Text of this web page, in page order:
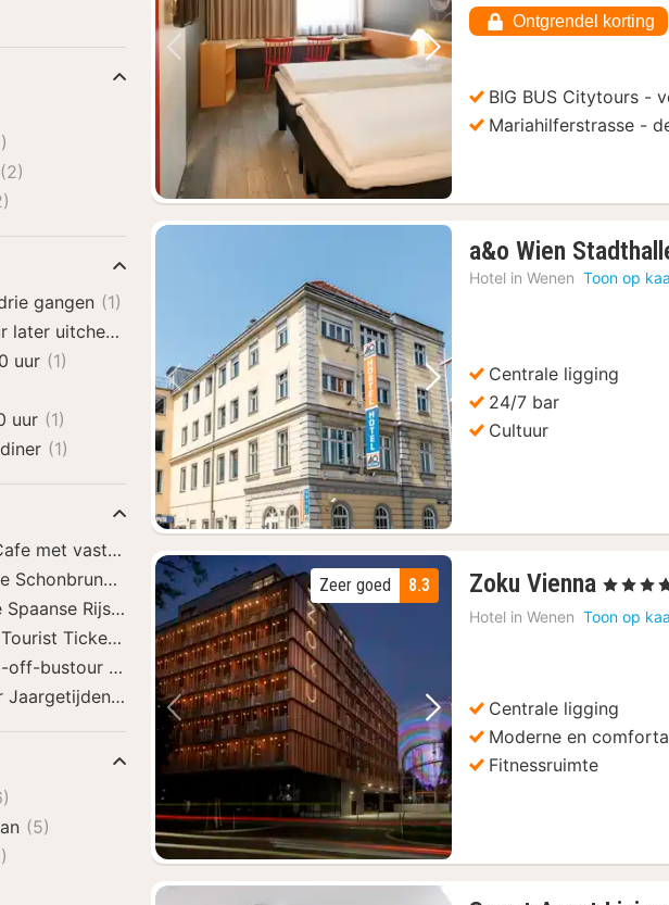
Vorige foto Volgende foto
€
Ontgrendel korting
BIG BUS Citytours -
Mariahilferstrasse -
Vorige foto Volgende foto
a&o Wien
Hotel in Wenen Toon op
Centrale ligging
24/7 bar
Cultuur
Vorige foto Volgende foto
8.3
Zeer goed Zoku Vienna 1
nacht
vanaf
, 4 Sterren
Hotel in Wenen Toon op
Centrale ligging
Moderne en
Fitnessruimte
(2)
gangen (1)
later uitchecken
uur (1)
uur (1)
(1)
met vast menu voor lunch of diner(152)
Schonbrunn Paleis en Tuinen Tour(152)
Rijschool in Wenen(152)
Ticket incl. Kortingen/Metro(152)
off-bustour met een sightseeingbus(152)
Jaargetijdenconcert in de Karlskirche(152)
(5)